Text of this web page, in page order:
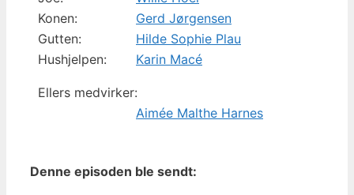
Konen:
Gerd Jørgensen
Gutten:
Hilde Sophie Plau
Hushjelpen:
Karin Macé
Ellers medvirker:
Aimée Malthe Harnes
Denne episoden ble sendt: